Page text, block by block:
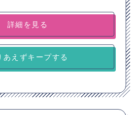
詳細を見る
あえずキープする